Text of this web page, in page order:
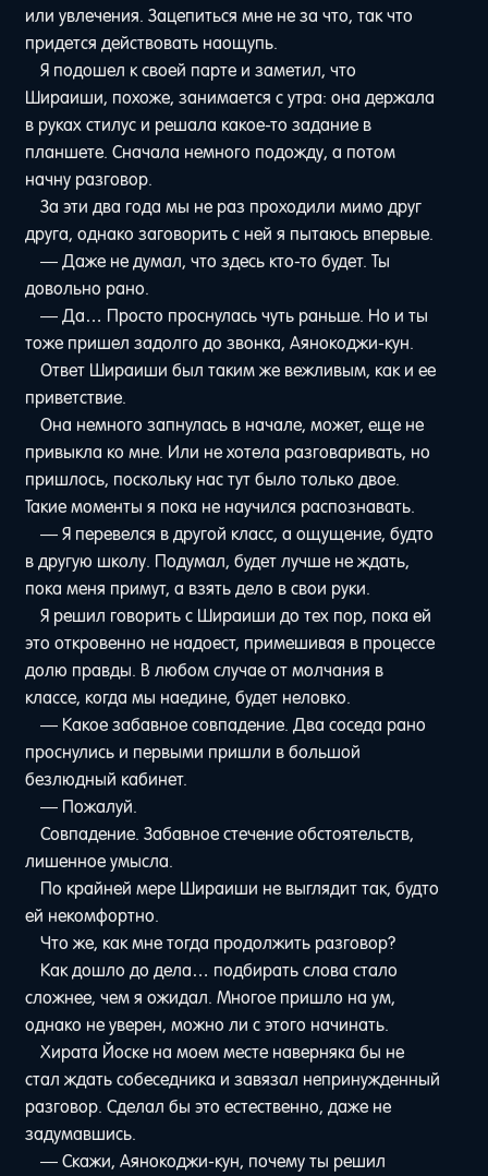
или увлечения. Зацепиться мне не за что, так что
придется действовать наощупь.
Я подошел к своей парте и заметил, что
Шираиши, похоже, занимается с утра: она держала
в руках стилус и решала какое-то задание в
планшете. Сначала немного подожду, а потом
начну разговор.
За эти два года мы не раз проходили мимо друг
друга, однако заговорить с ней я пытаюсь впервые.
— Даже не думал, что здесь кто-то будет. Ты
довольно рано.
— Да… Просто проснулась чуть раньше. Но и ты
тоже пришел задолго до звонка, Аянокоджи-кун.
Ответ Шираиши был таким же вежливым, как и ее
приветствие.
Она немного запнулась в начале, может, еще не
привыкла ко мне. Или не хотела разговаривать, но
пришлось, поскольку нас тут было только двое.
Такие моменты я пока не научился распознавать.
— Я перевелся в другой класс, а ощущение, будто
в другую школу. Подумал, будет лучше не ждать,
пока меня примут, а взять дело в свои руки.
Я решил говорить с Шираиши до тех пор, пока ей
это откровенно не надоест, примешивая в процессе
долю правды. В любом случае от молчания в
классе, когда мы наедине, будет неловко.
— Какое забавное совпадение. Два соседа рано
проснулись и первыми пришли в большой
безлюдный кабинет.
— Пожалуй.
Совпадение. Забавное стечение обстоятельств,
лишенное умысла.
По крайней мере Шираиши не выглядит так, будто
ей некомфортно.
Что же, как мне тогда продолжить разговор?
Как дошло до дела… подбирать слова стало
сложнее, чем я ожидал. Многое пришло на ум,
однако не уверен, можно ли с этого начинать.
Хирата Йоске на моем месте наверняка бы не
стал ждать собеседника и завязал непринужденный
разговор. Сделал бы это естественно, даже не
задумавшись.
— Скажи, Аянокоджи-кун, почему ты решил